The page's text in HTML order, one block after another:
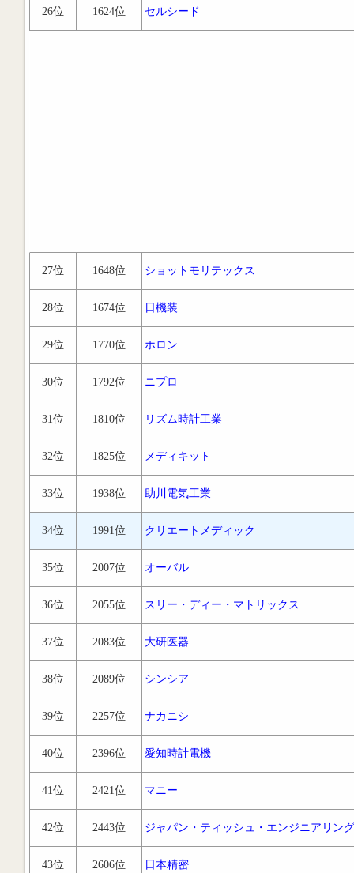
26位 1624位 セルシード
27位 1648位 ショットモリテックス
28位 1674位 日機装
29位 1770位 ホロン
30位 1792位 ニプロ
31位 1810位 リズム時計工業
32位 1825位 メディキット
33位 1938位 助川電気工業
34位 1991位 クリエートメディック
35位 2007位 オーバル
36位 2055位 スリー・ディー・マトリックス
37位 2083位 大研医器
38位 2089位 シンシア
39位 2257位 ナカニシ
40位 2396位 愛知時計電機
41位 2421位 マニー
42位 2443位 ジャパン・ティッシュ・エンジニアリング
43位 2606位 日本精密